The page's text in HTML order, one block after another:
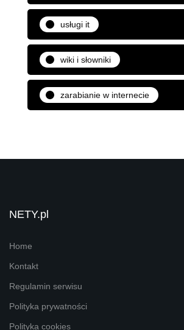
usługi it
wiki i słowniki
zarabianie w internecie
NETY.pl
Home
Kontakt
Regulamin serwisu
Polityka prywatności
Polityka cookies